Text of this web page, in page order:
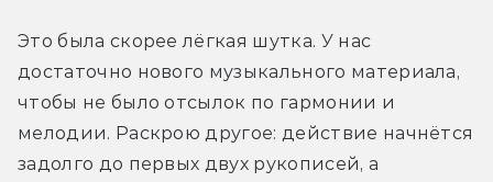
Это была скорее лёгкая шутка. У нас
достаточно нового музыкального материала,
чтобы не было отсылок по гармонии и
мелодии. Раскрою другое: действие начнётся
задолго до первых двух рукописей, а